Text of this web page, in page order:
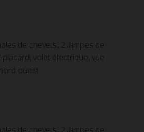
de chevets, 2 lampes de
placard, volet électrique, vue
ouest
de chevets, 2 lampes de